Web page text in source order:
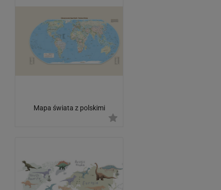
Mapa świata z polskimi